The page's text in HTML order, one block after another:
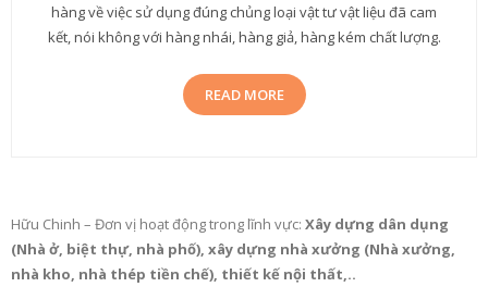
hàng về việc sử dụng đúng chủng loại vật tư vật liệu đã cam
kết, nói không với hàng nhái, hàng giả, hàng kém chất lượng.
READ MORE
Hữu Chinh – Đơn vị hoạt động trong lĩnh vực: Xây dựng dân dụng
(Nhà ở, biệt thự, nhà phố), xây dựng nhà xưởng (Nhà xưởng,
nhà kho, nhà thép tiền chế), thiết kế nội thất,..